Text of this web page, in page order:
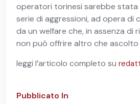
operatori torinesi sarebbe
serie di aggressioni, ad opera di
da un welfare che, in assenza di
non può offrire altro che ascolto
leggi l’articolo completo su
Pubblicato In